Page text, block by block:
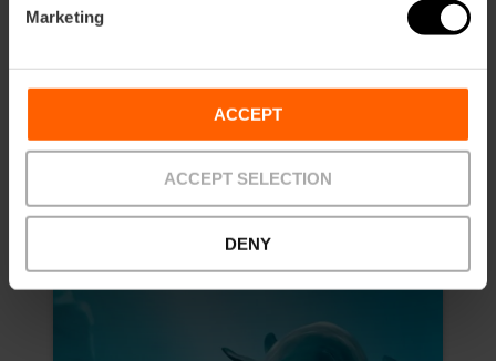
Marketing
ACCEPT
ACCEPT SELECTION
DENY
Wissenschaften
10% Rabatt VLC Tourist Card
Von51,25 €